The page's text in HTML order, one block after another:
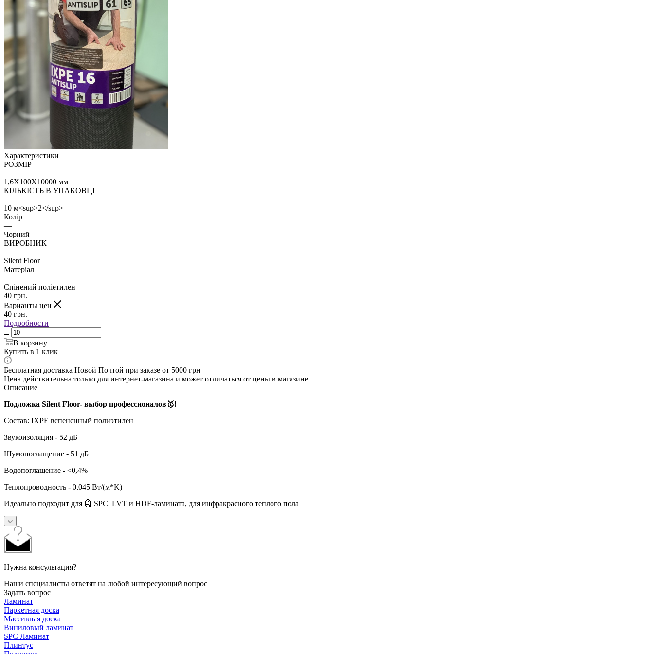
Характеристики
РОЗМІР
—
1,6Х100Х10000 мм
КІЛЬКІСТЬ В УПАКОВЦІ
—
10 м<sup>2</sup>
Колір
—
Чорний
ВИРОБНИК
—
Silent Floor
Матеріал
—
Спінений поліетилен
40 грн.
Варианты цен
40 грн.
Подробности
В корзину
Купить в 1 клик
Бесплатная доставка Новой Почтой при заказе от 5000 грн
Цена действительна только для интернет-магазина и может отличаться от цены в магазине
Описание
Подложка Silent Floor- выбор профессионалов🥇!
Состав: IXPE вспененный полиэтилен
Звукоизоляция - 52 дБ
Шумопоглащение - 51 дБ
Водопоглащение - <0,4%
Теплопроводность - 0,045 Вт/(м*K)
Идеально подходит для 🗿 SPC, LVT и HDF-ламината, для инфракрасного теплого пола
Нужна консультация?
Наши специалисты ответят на любой интересующий вопрос
Задать вопрос
Ламинат
Паркетная доска
Массивная доска
Виниловый ламинат
SPC Ламинат
Плинтус